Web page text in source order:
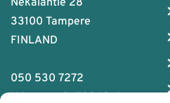
Nekalantie 28
33100 Tampere
FINLAND
050 530 7272